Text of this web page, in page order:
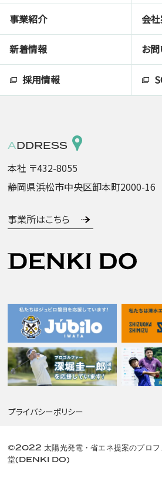
ADDRESS
本社 〒432-8055
静岡県浜松市中央区卸本町2000-16
事業所はこちら
事業紹介 会
新着情報 お
採用情報
©2022 太陽光発電・省エネ提案のプロフ
堂(DENKI DO)
プライバシーポリシー